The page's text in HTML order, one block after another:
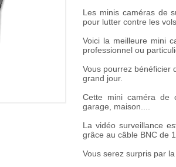
Les minis caméras de
pour lutter contre les vols.
Voici la meilleure mini
professionnel ou
Vous pourrez bénéficier
grand jour.
Cette mini caméra de
garage, maison....
La vidéo surveillance
grâce au câble BNC de
Vous serez surpris par